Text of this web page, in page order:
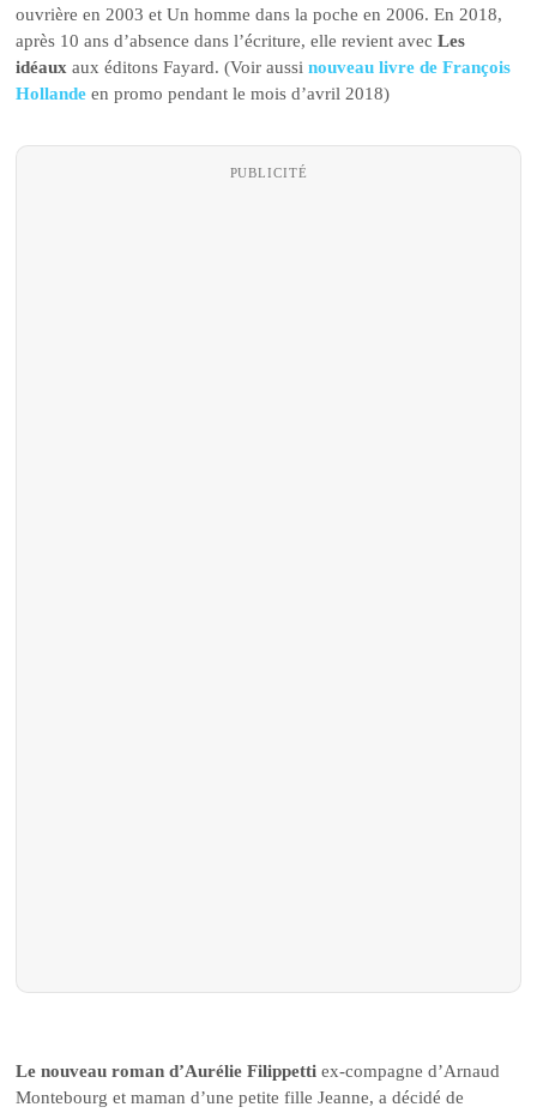
ouvrière en 2003 et Un homme dans la poche en 2006. En 2018,
après 10 ans d’absence dans l’écriture, elle revient avecLes
idéaux aux éditons Fayard. (Voir aussinouveau livre de François
Hollande en promo pendant le mois d’avril 2018)
PUBLICITÉ
Le nouveau roman d’Aurélie Filippetti ex-compagne d’Arnaud
Montebourg et maman d’une petite fille Jeanne, a décidé de